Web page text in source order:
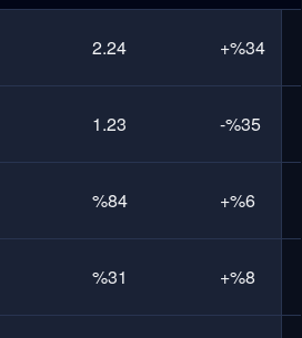
2.24 +%34
1.23 -%35
%84 +%6
%31 +%8